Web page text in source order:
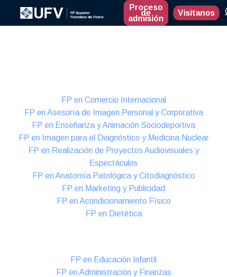
Proceso
de
admisión
Visítanos
FP en Comercio Internacional
FP en Asesoría de Imagen Personal y Corporativa
FP en Enseñanza y Animación Sociodeportiva
FP en Imagen para el Diagnóstico y Medicina Nuclear
FP en Realización de Proyectos Audiovisuales y
Espectáculos
FP en Anatomía Patológica y Citodiagnóstico
FP en Marketing y Publicidad
FP en Acondicionamiento Físico
FP en Dietética
FP en Educación Infantil
FP en Administración y Finanzas